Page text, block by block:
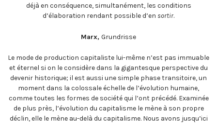
déjà en conséquence, simultanément, les conditions
d’élaboration rendant possible d’en sortir.
Marx, Grundrisse
Le mode de production capitaliste lui-même n’est pas immuable
et éternel si on le considère dans la gigantesque perspective du
devenir historique; il est aussi une simple phase transitoire, un
moment dans la colossale échelle de l’évolution humaine,
comme toutes les formes de société qui l’ont précédé. Examinée
de plus près, l’évolution du capitalisme le mène à son propre
déclin, elle le mène au-delà du capitalisme. Nous avons jusqu’ici